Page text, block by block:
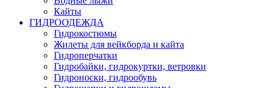
Кайты
ГИДРООДЕЖДА
Гидрокостюмы
Жилеты для вейкборда и кайта
Гидроперчатки
Гидробайки, гидрокуртки, ветровки
Гидроноски, гидрообувь